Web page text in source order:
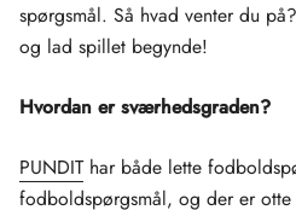
spørgsmål. Så hvad venter du
og lad spillet begynde!
Hvordan er sværhedsgraden?
PUNDIThar både lette
fodboldspørgsmål, og der er